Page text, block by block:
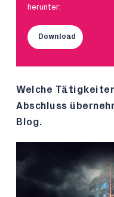
herunter:
Download
Welche
Abschluss
Blog.